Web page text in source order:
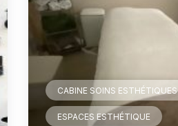
CABINE SOINS ESTHÉTIQUES
ESPACES ESTHÉTIQUE